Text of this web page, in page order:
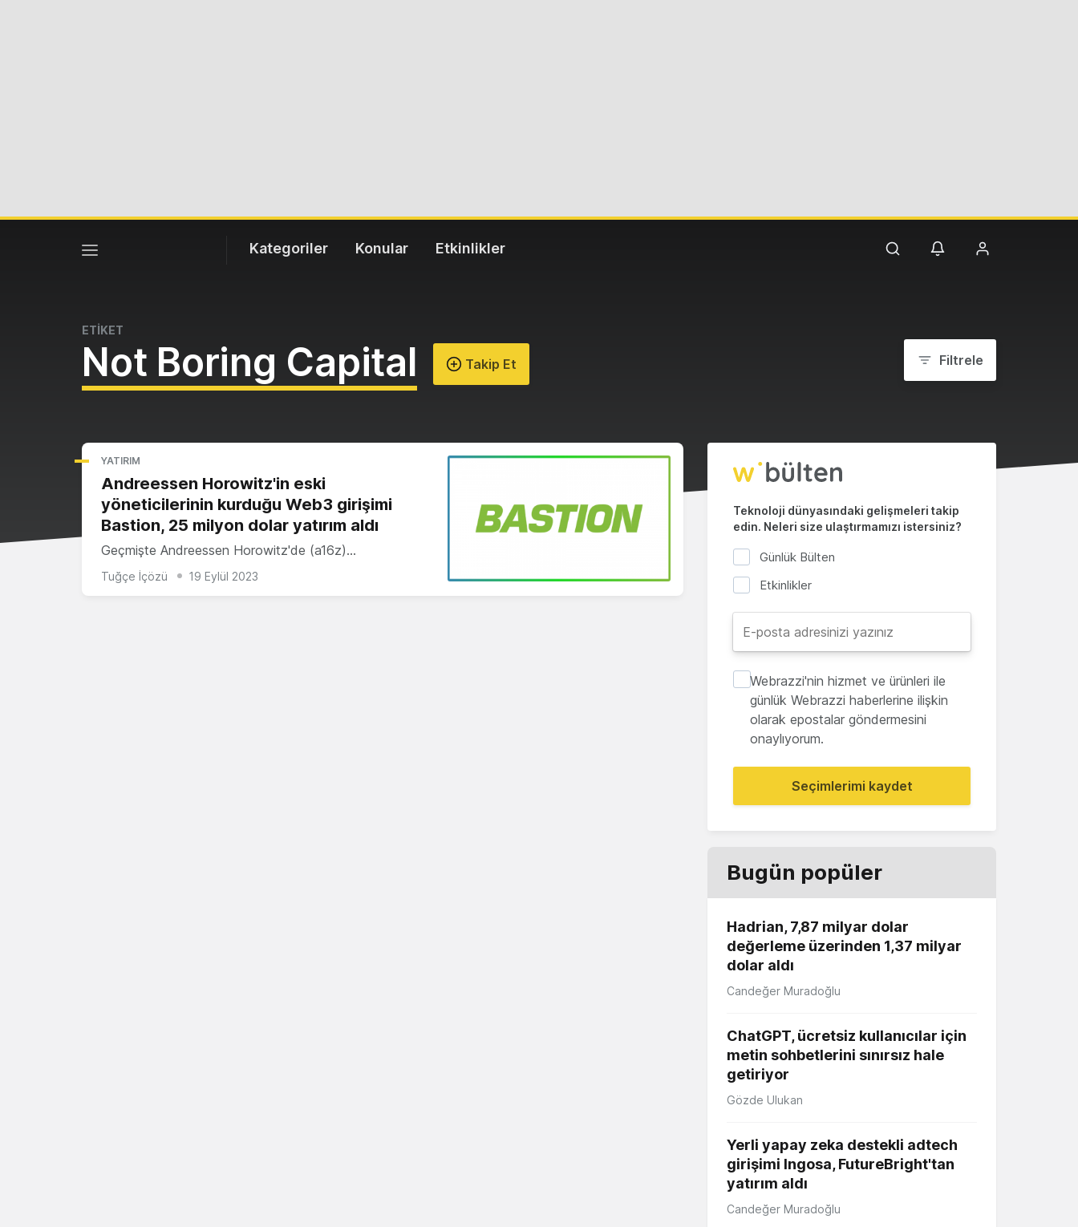
Kategoriler Konular Etkinlikler
ETİKET
Not Boring Capital Takip Et Filtrele
YATIRIM
Andreessen Horowitz'in eski
yöneticilerinin kurduğu Web3 girişimi
Bastion, 25 milyon dolar yatırım aldı
Geçmişte Andreessen Horowitz'de (a16z)…
Tuğçe İçözü 19 Eylül 2023
Teknoloji dünyasındaki gelişmeleri takip
edin. Neleri size ulaştırmamızı istersiniz?
Günlük Bülten
Etkinlikler
Webrazzi'nin hizmet ve ürünleri ile
günlük Webrazzi haberlerine ilişkin
olarak epostalar göndermesini
onaylıyorum.
Seçimlerimi kaydet
Bugün popüler
Hadrian, 7,87 milyar dolar
değerleme üzerinden 1,37 milyar
dolar aldı
Candeğer Muradoğlu
ChatGPT, ücretsiz kullanıcılar için
metin sohbetlerini sınırsız hale
getiriyor
Gözde Ulukan
Yerli yapay zeka destekli adtech
girişimi Ingosa, FutureBright'tan
yatırım aldı
Candeğer Muradoğlu